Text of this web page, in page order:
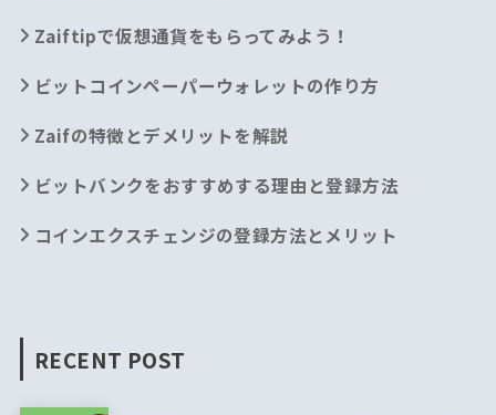
Zaiftipで仮想通貨をもらってみよう！
ビットコインペーパーウォレットの作り方
Zaifの特徴とデメリットを解説
ビットバンクをおすすめする理由と登録方法
コインエクスチェンジの登録方法とメリット
RECENT POST